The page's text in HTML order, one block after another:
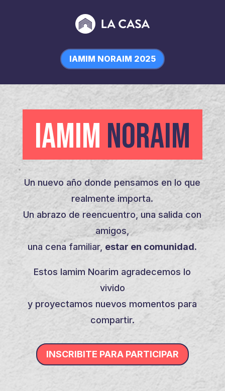
IAMIM NORAIM 2025
IAMIM NORAIM
Un nuevo año donde pensamos en lo que
realmente importa.
Un abrazo de reencuentro, una salida con
amigos,
una cena familiar, estar en comunidad.
Estos Iamim Noarim agradecemos lo
vivido
y proyectamos nuevos momentos para
compartir.
INSCRIBITE PARA PARTICIPAR